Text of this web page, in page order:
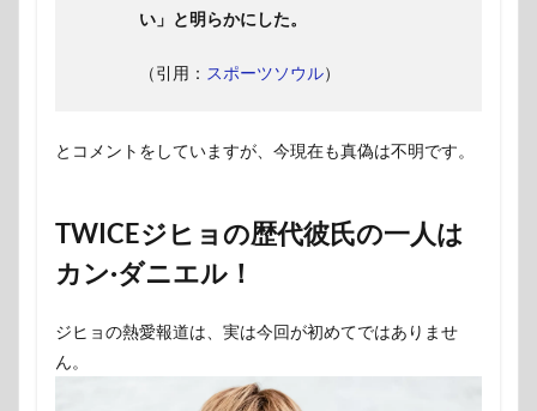
い」と明らかにした。
（引用： スポーツソウル）
とコメントをしていますが、今現在も真偽は不明です。
TWICEジヒョの歴代彼氏の一人は
カン·ダニエル！
ジヒョの熱愛報道は、実は今回が初めてではありませ
ん。